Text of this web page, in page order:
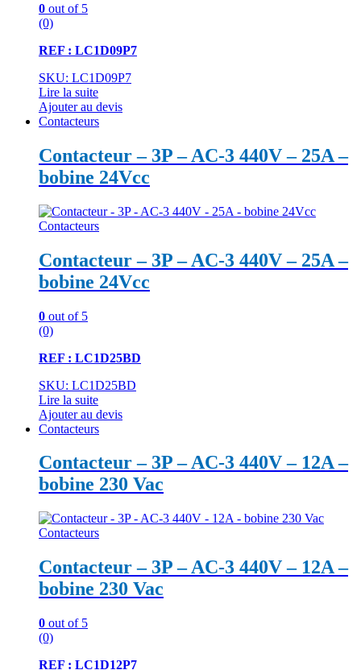
0 out of 5
(0)
REF : LC1D09P7
SKU: LC1D09P7
Lire la suite
Ajouter au devis
Contacteurs
Contacteur – 3P – AC-3 440V – 25A –
bobine 24Vcc
Contacteurs
Contacteur – 3P – AC-3 440V – 25A –
bobine 24Vcc
0 out of 5
(0)
REF : LC1D25BD
SKU: LC1D25BD
Lire la suite
Ajouter au devis
Contacteurs
Contacteur – 3P – AC-3 440V – 12A –
bobine 230 Vac
Contacteurs
Contacteur – 3P – AC-3 440V – 12A –
bobine 230 Vac
0 out of 5
(0)
REF : LC1D12P7